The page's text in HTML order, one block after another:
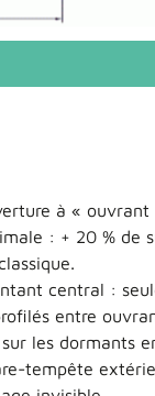
à «
: + 20 % de
central :
entre
les dormants
tempête